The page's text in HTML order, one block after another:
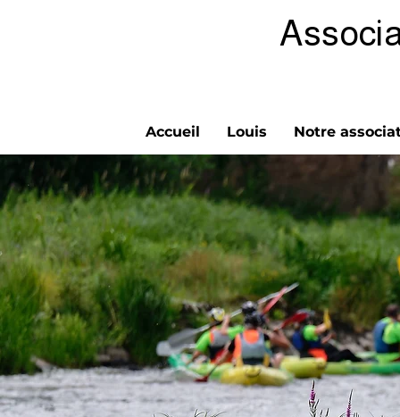
Accueil Louis Notre